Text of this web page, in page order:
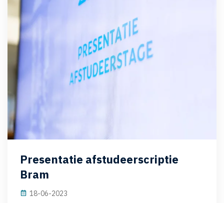
Presentatie afstudeerscriptie
Bram
18-06-2023